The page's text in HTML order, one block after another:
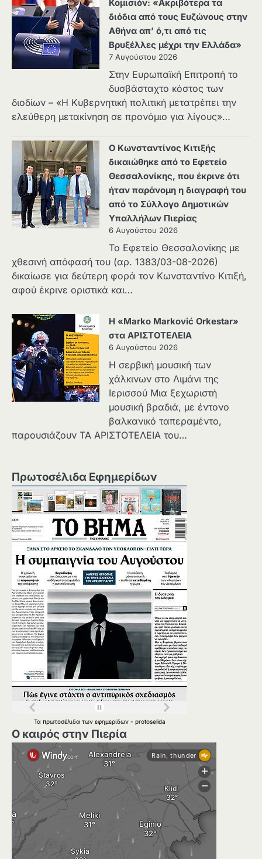
Κομισιόν: «Ακριβότερα τα
διόδια από τους Ευζώνους στην
Αθήνα απ’ ό,τι από τις
Βρυξέλλες μέχρι την Ελλάδα»
7 Αυγούστου 2026
Στην Ευρωπαϊκή Επιτροπή το
δυσβάσταχτο κόστος των
διοδίων – «Η Κυβερνητική πολιτική μετατρέπει την
ελεύθερη μετακίνηση σε προνόμιο για λίγους»…
Ο Κωνσταντίνος Κιτιξής
δικαιώθηκε από το Εφετείο
Θεσσαλονίκης, που έκρινε ότι
ήταν παράνομη η διαγραφή του
από το Σύλλογο Δημοτικών
Υπαλλήλων Πιερίας
6 Αυγούστου 2026
Το Εφετείο Θεσσαλονίκης με
χθεσινή απόφασή του (αρ. 1383/03-08-2026)
δικαίωσε για δεύτερη φορά τον Κωνσταντίνο Κιτιξή,
αφού έκρινε οριστικά και…
Η «Marko Marković Orkestar»
στα ΑΡΙΣΤΟΤΕΛΕΙΑ
6 Αυγούστου 2026
Η σερβική μουσική των
χάλκινων στο Λιμάνι της
Ιερισσού Μια ξεχωριστή
μουσική βραδιά, με έντονο
βαλκανικό ταπεραμέντο,
παρουσιάζουν ΤΑ ΑΡΙΣΤΟΤΕΛΕΙΑ του…
Πρωτοσέλιδα Εφημερίδων
Τα πρωτοσέλιδα των εφημερίδων - protoselida
Ο καιρός στην Πιερία